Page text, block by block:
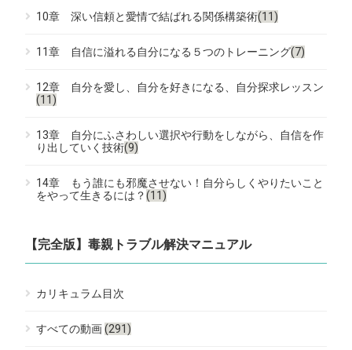
10章 深い信頼と愛情で結ばれる関係構築術(11)
11章 自信に溢れる自分になる５つのトレーニング(7)
12章 自分を愛し、自分を好きになる、自分探求レッスン
(11)
13章 自分にふさわしい選択や行動をしながら、自信を作
り出していく技術(9)
14章 もう誰にも邪魔させない！自分らしくやりたいこと
をやって生きるには？(11)
【完全版】毒親トラブル解決マニュアル
カリキュラム目次
すべての動画(291)